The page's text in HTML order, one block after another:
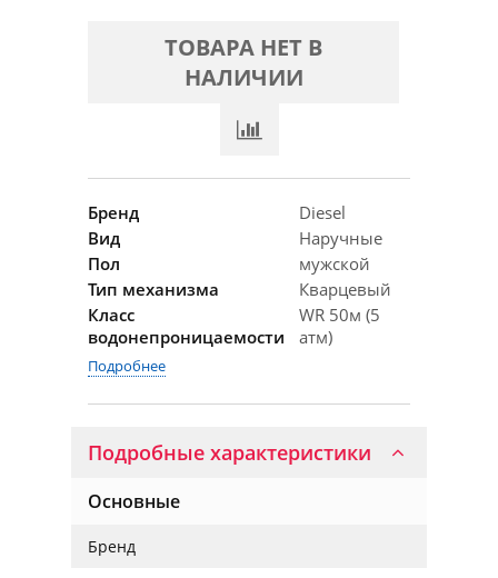
ТОВАРА НЕТ В
НАЛИЧИИ
Бренд
Diesel
Вид
Наручные
Пол
мужской
Тип механизма
Кварцевый
Класс
водонепроницаемости
WR 50м (5
атм)
Подробнее
Подробные характеристики
Основные
Бренд